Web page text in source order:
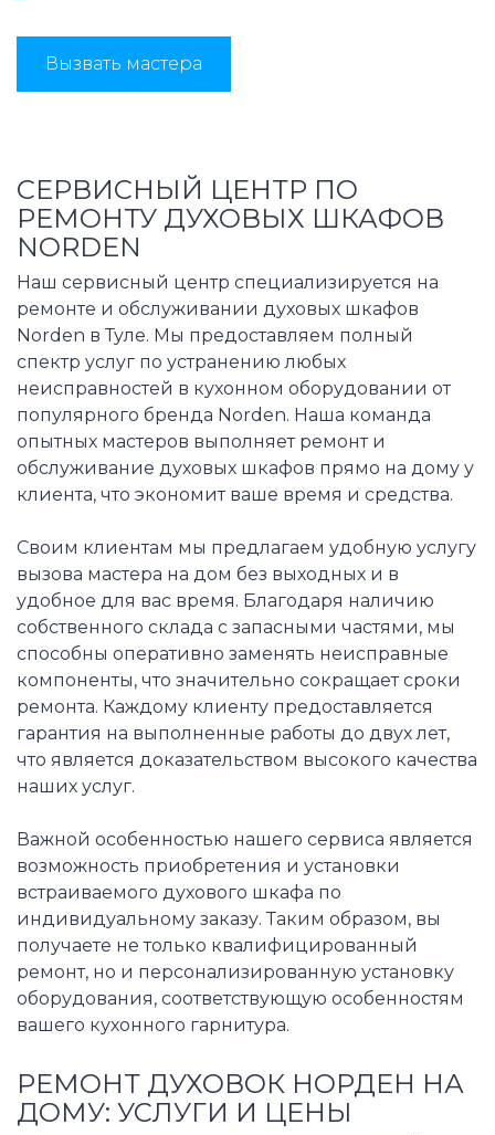
Вызвать мастера
СЕРВИСНЫЙ ЦЕНТР ПО
РЕМОНТУ ДУХОВЫХ ШКАФОВ
NORDEN
Наш сервисный центр специализируется на
ремонте и обслуживании духовых шкафов
Norden в Туле. Мы предоставляем полный
спектр услуг по устранению любых
неисправностей в кухонном оборудовании от
популярного бренда Norden. Наша команда
опытных мастеров выполняет ремонт и
обслуживание духовых шкафов прямо на дому у
клиента, что экономит ваше время и средства.
Своим клиентам мы предлагаем удобную услугу
вызова мастера на дом без выходных и в
удобное для вас время. Благодаря наличию
собственного склада с запасными частями, мы
способны оперативно заменять неисправные
компоненты, что значительно сокращает сроки
ремонта. Каждому клиенту предоставляется
гарантия на выполненные работы до двух лет,
что является доказательством высокого качества
наших услуг.
Важной особенностью нашего сервиса является
возможность приобретения и установки
встраиваемого духового шкафа по
индивидуальному заказу. Таким образом, вы
получаете не только квалифицированный
ремонт, но и персонализированную установку
оборудования, соответствующую особенностям
вашего кухонного гарнитура.
РЕМОНТ ДУХОВОК НОРДЕН НА
ДОМУ: УСЛУГИ И ЦЕНЫ